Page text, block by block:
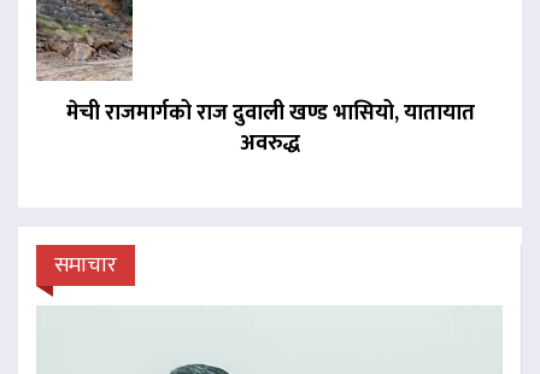
मेची राजमार्गको राज दुवाली खण्ड भासियो, यातायात
अवरुद्ध
समाचार